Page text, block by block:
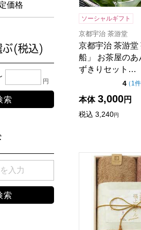
ソーシャルギフト
京都宇治 茶游堂
京都宇治 茶游堂
船」 お茶屋のあ
ずきりセット…
4点（
（ 1件
本体 3,000円
税込 3,240円
今治謹製 極上
価格
ぶ(税込)
限金額のどちらか１つまたは両方に
円
品のキーワードを入力してください。